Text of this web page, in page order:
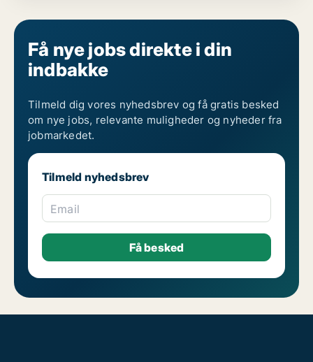
Få nye jobs direkte i din
indbakke
Tilmeld dig vores nyhedsbrev og få gratis besked
om nye jobs, relevante muligheder og nyheder fra
jobmarkedet.
Tilmeld nyhedsbrev
Email